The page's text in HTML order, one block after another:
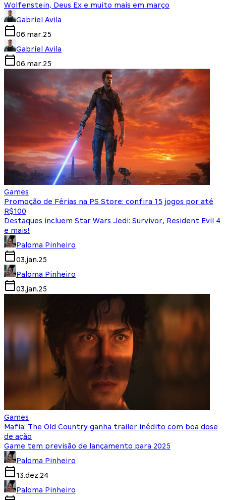
Wolfenstein, Deus Ex e muito mais em março
Gabriel Avila
06.mar.25
Gabriel Avila
06.mar.25
Games
Promoção de Férias na PS Store: confira 15 jogos por até
R$100
Destaques incluem Star Wars Jedi: Survivor, Resident Evil 4
e mais!
Paloma Pinheiro
03.jan.25
Paloma Pinheiro
03.jan.25
Games
Mafia: The Old Country ganha trailer inédito com boa dose
de ação
Game tem previsão de lançamento para 2025
Paloma Pinheiro
13.dez.24
Paloma Pinheiro